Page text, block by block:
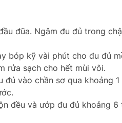
đũa. Ngâm đu đủ trong
bóp kỹ vài phút cho đu đủ
rửa sạch cho hết mùi vôi.
đủ vào chần sơ qua khoảng
đều và ướp đu đủ khoảng 6